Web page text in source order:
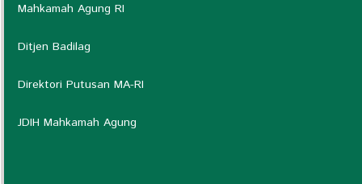
Mahkamah Agung RI
Ditjen Badilag
Direktori Putusan MA-RI
JDIH Mahkamah Agung